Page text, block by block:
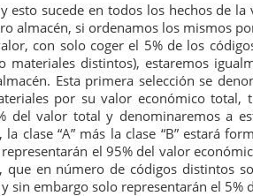
esto sucede en todos los hechos de
almacén, si ordenamos los mismos
con solo coger el 5% de los
materiales distintos), estaremos
Esta primera selección se
por su valor económico total,
del valor total y denominaremos a
la clase “A” más la clase “B” estará
el 95% del valor
que en número de códigos distintos
sin embargo solo representarán el 5%